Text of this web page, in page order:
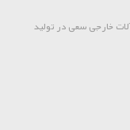
خارجی سعی در تولید